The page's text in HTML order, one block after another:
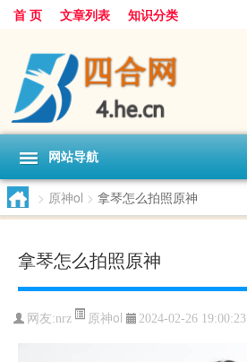
首 页 文章列表 知识分类
网站导航
> 原神ol > 拿琴怎么拍照原神
拿琴怎么拍照原神
网友:nrz 原神ol 2024-02-26 19:00:23